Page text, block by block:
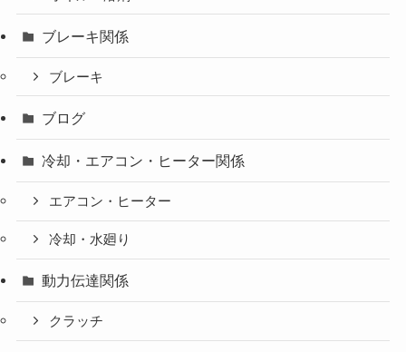
ブレーキ関係
ブレーキ
ブログ
冷却・エアコン・ヒーター関係
エアコン・ヒーター
冷却・水廻り
動力伝達関係
クラッチ